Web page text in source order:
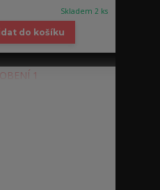
Skladem 2 ks
do košíku